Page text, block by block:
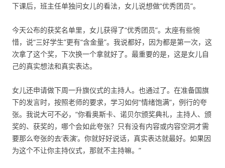
下课后，班主任单独问女儿的看法，女儿说想做“优秀团员”。
今天公布的获奖名单里，女儿获得了“优秀团员”。太座有些惋
惜，说“三好学生”更有“含金量”。我说都好，因为都是第一次，这
次拿了这个奖，下次换一个拿就好了。最重要的是，这是女儿自
己的真实想法和真实表达。
女儿还申请做下周一升旗仪式的主持人。也通过了。在准备国旗
下的发言时，按照老师的要求，学习如何“情绪饱满”，例行的夸
张。我说大可不必，“你看奥斯卡、诺贝尔颁奖典礼，主持人、颁
奖的、获奖的，哪个会如此夸张？只有没有内容或内容空洞才需
要那么夸张的去‘表演’。你就好好说话，真实表达就最好。如果因
为这个不让你主持仪式，那就不主持嘛。”